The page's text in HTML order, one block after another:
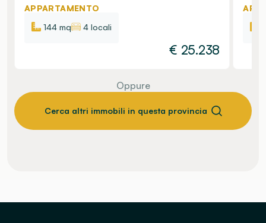
APPARTAMENTO
144 mq
4 locali
€ 25.238
Oppure
Cerca altri immobili in questa provincia